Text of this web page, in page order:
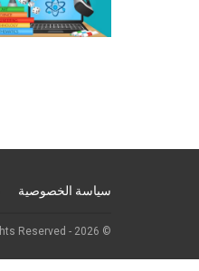
سياسة الخصوصية
© 2026 - deepotech.com. All Rights Reserved.